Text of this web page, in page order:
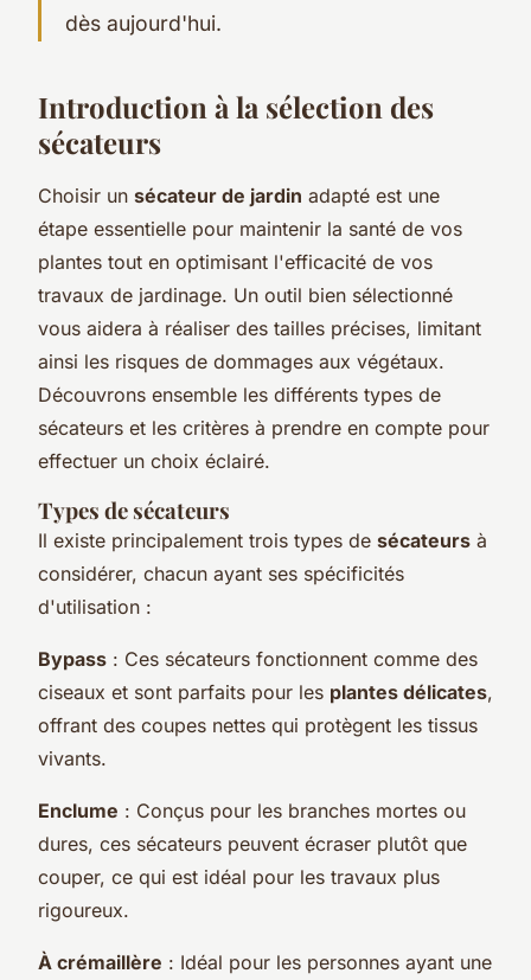
dès aujourd'hui.
Introduction à la sélection des
sécateurs
Choisir un sécateur de jardin adapté est une
étape essentielle pour maintenir la santé de vos
plantes tout en optimisant l'efficacité de vos
travaux de jardinage. Un outil bien sélectionné
vous aidera à réaliser des tailles précises, limitant
ainsi les risques de dommages aux végétaux.
Découvrons ensemble les différents types de
sécateurs et les critères à prendre en compte pour
effectuer un choix éclairé.
Types de sécateurs
Il existe principalement trois types de sécateurs à
considérer, chacun ayant ses spécificités
d'utilisation :
Bypass : Ces sécateurs fonctionnent comme des
ciseaux et sont parfaits pour les plantes délicates,
offrant des coupes nettes qui protègent les tissus
vivants.
Enclume : Conçus pour les branches mortes ou
dures, ces sécateurs peuvent écraser plutôt que
couper, ce qui est idéal pour les travaux plus
rigoureux.
À crémaillère : Idéal pour les personnes ayant une